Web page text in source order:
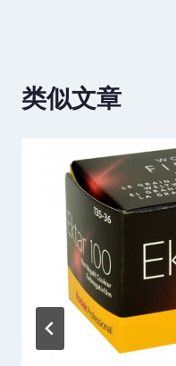
类似文章